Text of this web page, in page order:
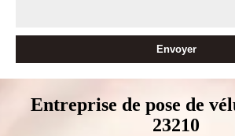
Entreprise de pose de
23210